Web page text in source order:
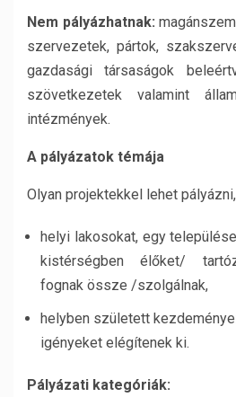
Nem pályázhatnak:
szervezetek, pártok,
gazdasági társaságok
szövetkezetek valamint
intézmények.
A pályázatok témája
Olyan projektekkel lehet
helyi lakosokat, egy
kistérségben élőket/
fognak össze /szolgálnak,
helyben született
igényeket elégítenek ki.
Pályázati kategóriák: